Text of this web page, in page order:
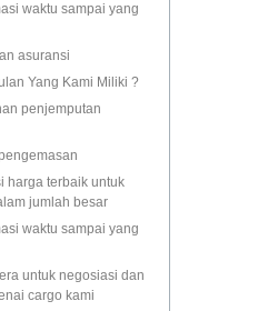
waktu sampai yang
asuransi
Yang Kami Miliki ?
penjemputan
harga terbaik untuk
jumlah besar
waktu sampai yang
untuk negosiasi dan
cargo kami